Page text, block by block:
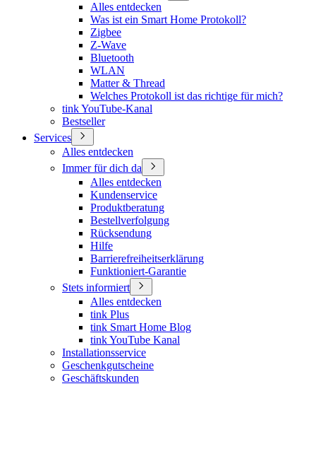
Alles entdecken
Was ist ein Smart Home Protokoll?
Zigbee
Z-Wave
Bluetooth
WLAN
Matter & Thread
Welches Protokoll ist das richtige für mich?
tink YouTube-Kanal
Bestseller
Services
Alles entdecken
Immer für dich da
Alles entdecken
Kundenservice
Produktberatung
Bestellverfolgung
Rücksendung
Hilfe
Barrierefreiheitserklärung
Funktioniert-Garantie
Stets informiert
Alles entdecken
tink Plus
tink Smart Home Blog
tink YouTube Kanal
Installationsservice
Geschenkgutscheine
Geschäftskunden